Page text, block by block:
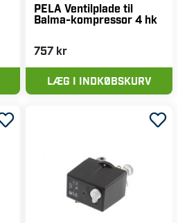
PELA Ventilplade til
Balma-kompressor 4 hk
757 kr
LÆG I INDKØBSKURV